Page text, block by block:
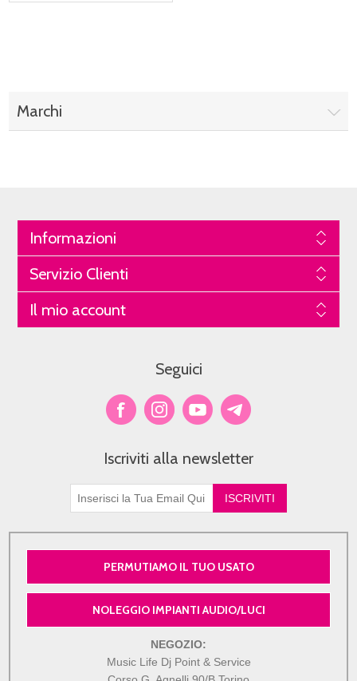
Marchi
Informazioni
Servizio Clienti
Il mio account
Seguici
Iscriviti alla newsletter
PERMUTIAMO IL TUO USATO
NOLEGGIO IMPIANTI AUDIO/LUCI
NEGOZIO:
Music Life Dj Point & Service